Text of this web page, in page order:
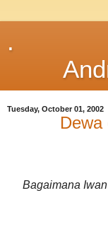
.
Tuesday, October 01, 2002
Dewa
Bagaimana